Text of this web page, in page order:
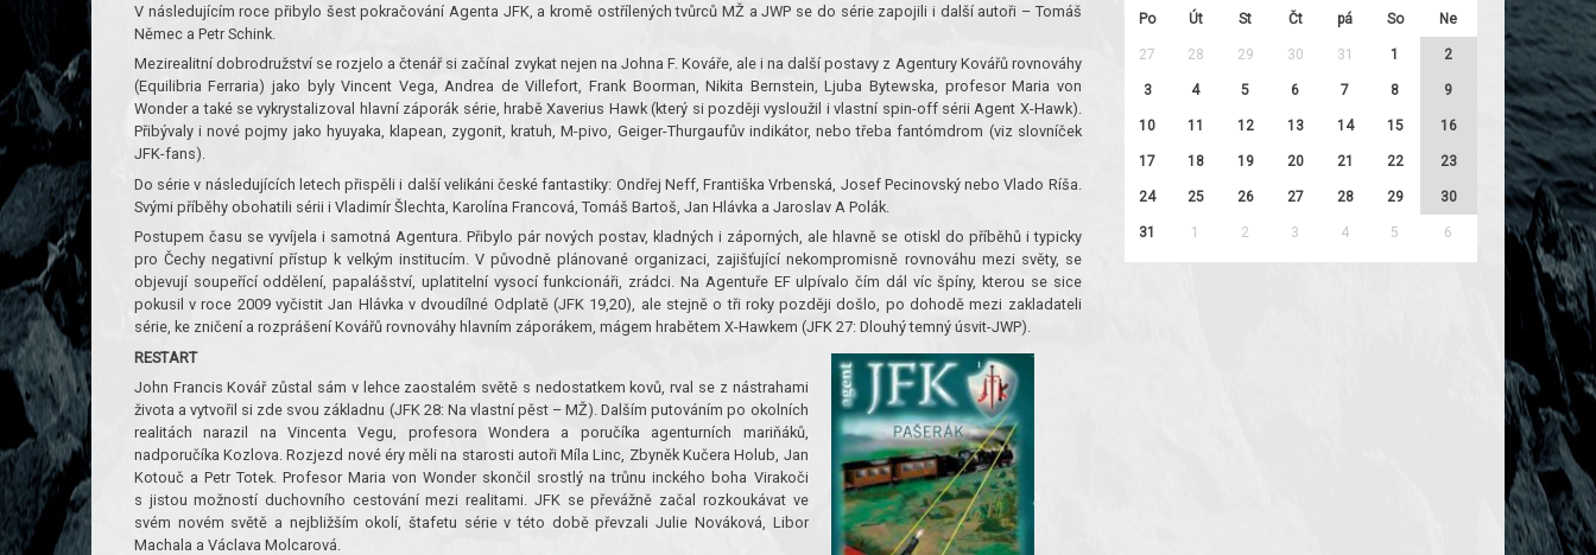
V následujícím roce přibylo šest pokračování Agenta JFK, a kromě ostřílených tvůrců MŽ a JWP se do série zapojili i další autoři – Tomáš
Němec a Petr Schink.
Mezirealitní dobrodružství se rozjelo a čtenář si začínal zvykat nejen na Johna F. Kováře, ale i na další postavy z Agentury Kovářů rovnováhy
(Equilibria Ferraria) jako byly Vincent Vega, Andrea de Villefort, Frank Boorman, Nikita Bernstein, Ljuba Bytewska, profesor Maria von
Wonder a také se vykrystalizoval hlavní záporák série, hrabě Xaverius Hawk (který si později vysloužil i vlastní spin-off sérii Agent X-Hawk).
Přibývaly i nové pojmy jako hyuyaka, klapean, zygonit, kratuh, M-pivo, Geiger-Thurgaufův indikátor, nebo třeba fantómdrom (viz slovníček
JFK-fans).
Do série v následujících letech přispěli i další velikáni české fantastiky: Ondřej Neff, Františka Vrbenská, Josef Pecinovský nebo Vlado Ríša.
Svými příběhy obohatili sérii i Vladimír Šlechta, Karolína Francová, Tomáš Bartoš, Jan Hlávka a Jaroslav A Polák.
Postupem času se vyvíjela i samotná Agentura. Přibylo pár nových postav, kladných i záporných, ale hlavně se otiskl do příběhů i typicky
pro Čechy negativní přístup k velkým institucím. V původně plánované organizaci, zajišťující nekompromisně rovnováhu mezi světy, se
objevují soupeřící oddělení, papalášství, uplatitelní vysocí funkcionáři, zrádci. Na Agentuře EF ulpívalo čím dál víc špíny, kterou se sice
pokusil v roce 2009 vyčistit Jan Hlávka v dvoudílné Odplatě (JFK 19,20), ale stejně o tři roky později došlo, po dohodě mezi zakladateli
série, ke zničení a rozprášení Kovářů rovnováhy hlavním záporákem, mágem hrabětem X-Hawkem (JFK 27: Dlouhý temný úsvit-JWP).
RESTART
John Francis Kovář zůstal sám v lehce zaostalém světě s nedostatkem kovů, rval se z nástrahami
života a vytvořil si zde svou základnu (JFK 28: Na vlastní pěst – MŽ). Dalším putováním po okolních
realitách narazil na Vincenta Vegu, profesora Wondera a poručíka agenturních mariňáků,
nadporučíka Kozlova. Rozjezd nové éry měli na starosti autoři Míla Linc, Zbyněk Kučera Holub, Jan
Kotouč a Petr Totek. Profesor Maria von Wonder skončil srostlý na trůnu inckého boha Virakoči
s jistou možností duchovního cestování mezi realitami. JFK se převážně začal rozkoukávat ve
svém novém světě a nejbližším okolí, štafetu série v této době převzali Julie Nováková, Libor
Machala a Václava Molcarová.
Po Út St Čt pá So Ne
27 28 29 30 31 1 2
3 4 5 6 7 8 9
10 11 12 13 14 15 16
17 18 19 20 21 22 23
24 25 26 27 28 29 30
31 1 2 3 4 5 6